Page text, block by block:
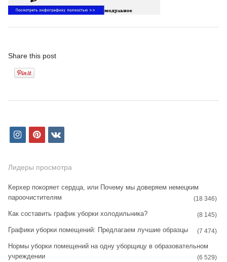
Share this post
i
s
a
g
r
a
p
n
e
r
e
s
v
Лидеры просмотра
Керхер покоряет сердца, или Почему мы доверяем немецким
пароочистителям
(18 346)
Как составить график уборки холодильника? (8 145)
Графики уборки помещений: Предлагаем лучшие образцы (7 474)
Нормы уборки помещений на одну уборщицу в образовательном
учреждении
(6 529)